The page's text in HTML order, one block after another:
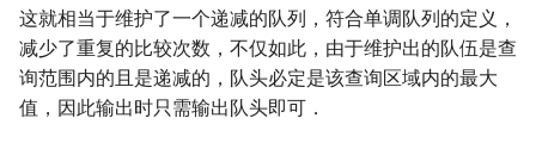
Min_25 筛
洲阁筛
矩阵树定理
LGV 引理
这就相当于维护了一个递减的队列，符合单调队列的定义，
减少了重复的比较次数，不仅如此，由于维护出的队伍是查
询范围内的且是递减的，队头必定是该查询区域内的最大
值，因此输出时只需输出队头即可．